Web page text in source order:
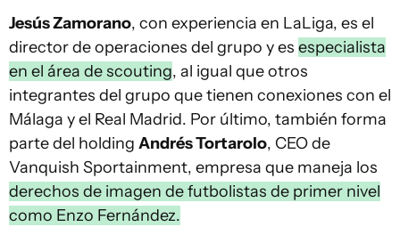
Jesús Zamorano, con experiencia en LaLiga, es el
director de operaciones del grupo y es especialista
en el área de scouting, al igual que otros
integrantes del grupo que tienen conexiones con el
Málaga y el Real Madrid. Por último, también forma
parte del holding Andrés Tortarolo, CEO de
Vanquish Sportainment, empresa que maneja los
derechos de imagen de futbolistas de primer nivel
como Enzo Fernández.